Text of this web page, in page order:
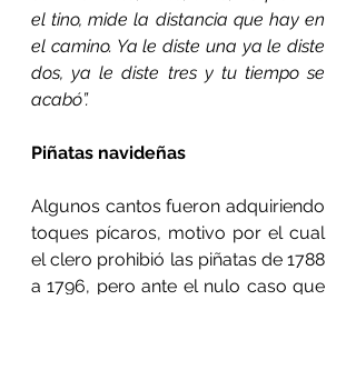
el tino, mide la distancia que hay en
el camino. Ya le diste una ya le diste
dos, ya le diste tres y tu tiempo se
acabó”.
Piñatas navideñas
Algunos cantos fueron adquiriendo
toques pícaros, motivo por el cual
el clero prohibió las piñatas de 1788
a 1796, pero ante el nulo caso que